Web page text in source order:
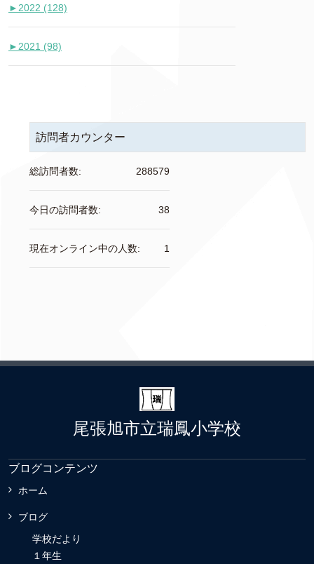
► 2022 (128)
► 2021 (98)
訪問者カウンター
288579
総訪問者数:
38
今日の訪問者数:
1
現在オンライン中の人数:
尾張旭市立瑞鳳小学校
ブログコンテンツ
ホーム
ブログ
学校だより
１年生